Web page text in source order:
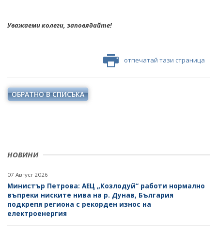
НОВИНИ
07 Август 2026
Министър Петрова: АЕЦ „Козлодуй“ работи нормално
въпреки ниските нива на р. Дунав, България
подкрепя региона с рекорден износ на
електроенергия
Уважаеми колеги, заповядайте!
отпечатай тази страница
ОБРАТНО В СПИСЪКА